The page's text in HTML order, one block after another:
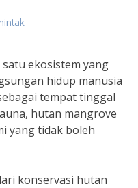
ekosistem yang
hidup manusia
tempat tinggal
hutan mangrove
yang tidak boleh
konservasi hutan